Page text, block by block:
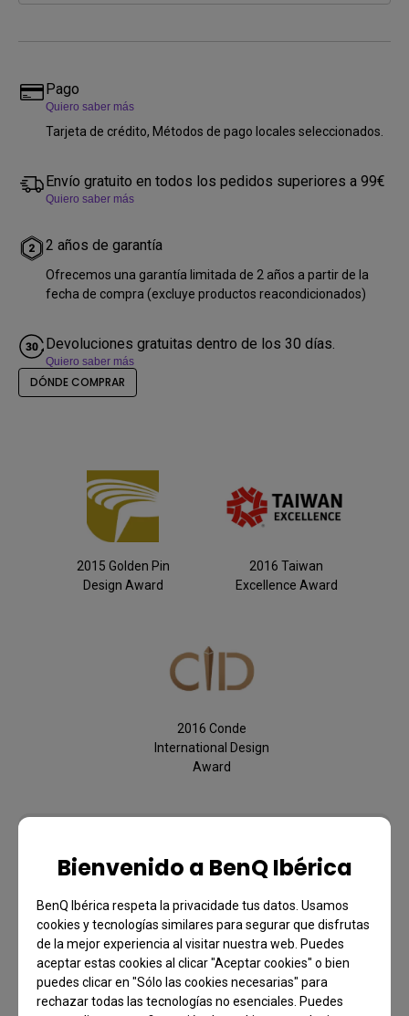
Bienvenido a BenQ Ibérica
BenQ Ibérica respeta la privacidade tus datos. Usamos
cookies y tecnologías similares para segurar que disfrutas
de la mejor experiencia al visitar nuestra web. Puedes
aceptar estas cookies al clicar "Aceptar cookies" o bien
puedes clicar en "Sólo las cookies necesarias" para
rechazar todas las tecnologías no esenciales. Puedes
Pago
Quiero saber más
Tarjeta de crédito, Métodos de pago locales seleccionados.
Envío gratuito en todos los pedidos superiores a 99€
Quiero saber más
2 años de garantía
Ofrecemos una garantía limitada de 2 años a partir de la
fecha de compra (excluye productos reacondicionados)
Devoluciones gratuitas dentro de los 30 días.
Quiero saber más
DÓNDE COMPRAR
2015 Golden Pin
Design Award
2016 Taiwan
Excellence Award
2016 Conde
International Design
Award
Pinza de escritorio
Más información